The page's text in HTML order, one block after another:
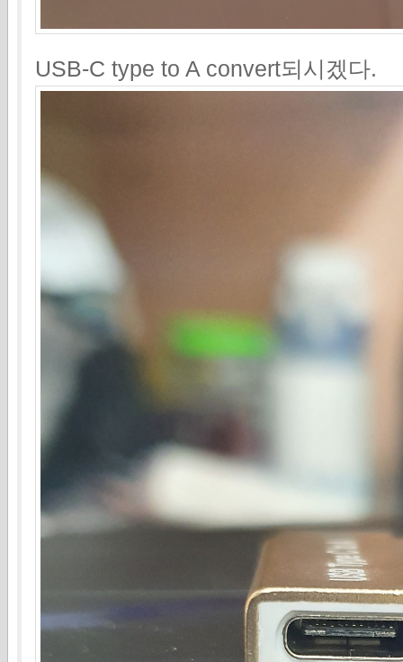
USB-C type to A convert되시겠다.